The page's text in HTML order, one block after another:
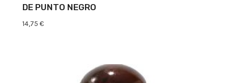
DE PUNTO NEGRO
14,75 €